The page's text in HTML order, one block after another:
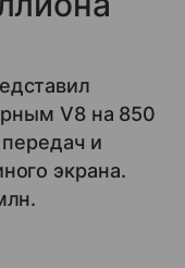
V8 на 850
и
экрана.